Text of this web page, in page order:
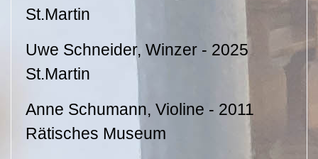
St.Martin
Uwe Schneider, Winzer - 2025
St.Martin
Anne Schumann, Violine - 2011
Rätisches Museum